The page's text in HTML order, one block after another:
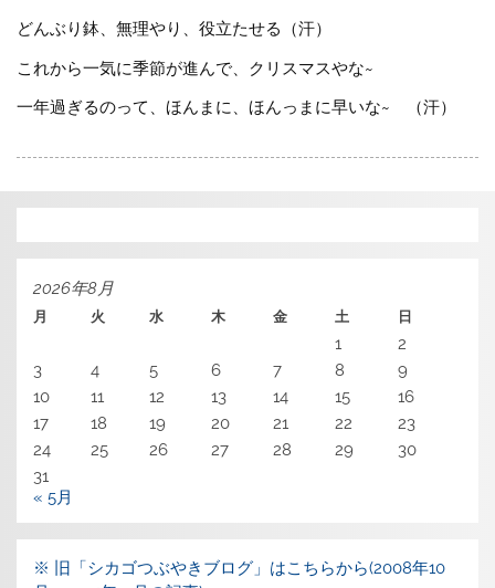
どんぶり鉢、無理やり、役立たせる（汗）
これから一気に季節が進んで、クリスマスやな~
一年過ぎるのって、ほんまに、ほんっまに早いな~ （汗）
2026年8月
月 火 水 木 金 土 日
1
2
3
4 5 6 7 8
9
10
11 12 13 14 15
16
17
18 19 20 21 22
23
24
25 26 27 28 29
30
31
« 5月
※ 旧「シカゴつぶやきブログ」はこちらから(2008年10